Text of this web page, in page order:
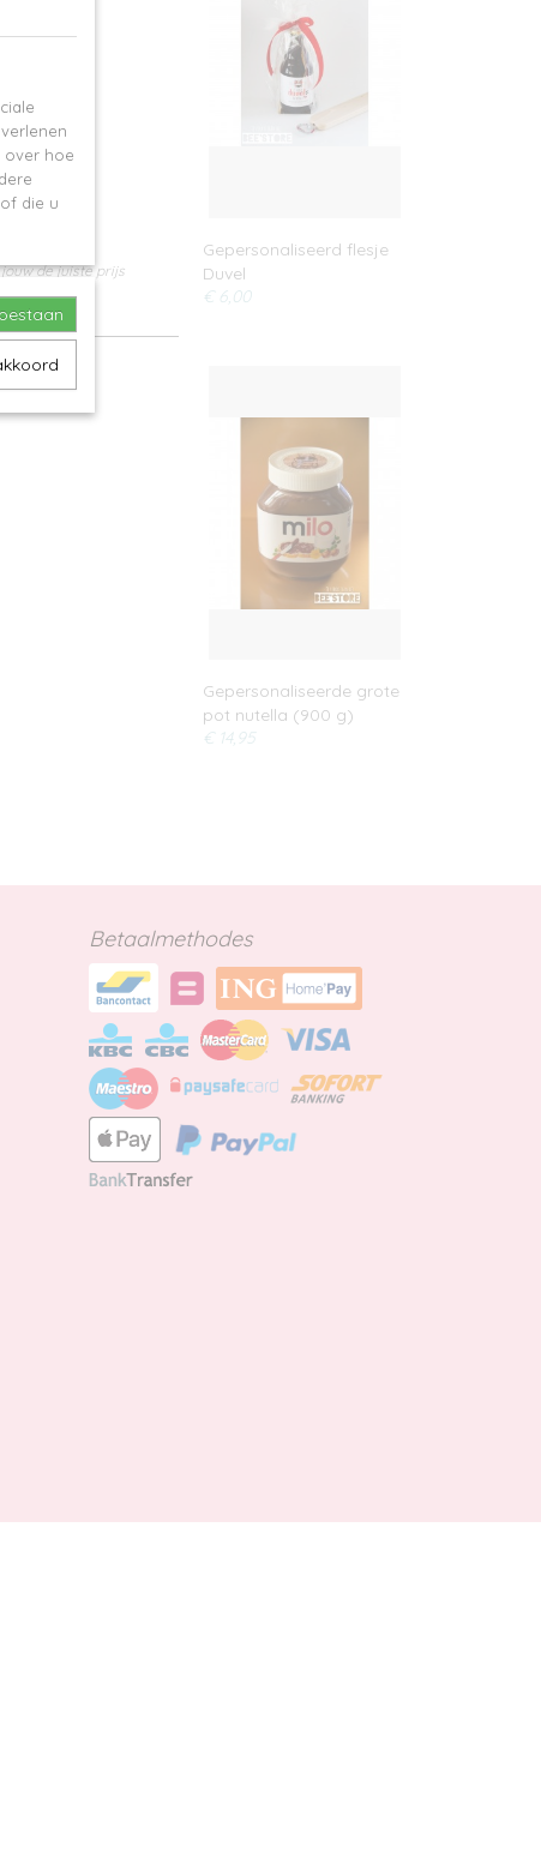
de juiste prijs
Gepersonaliseerd flesje
Duvel
€ 6,00
Gepersonaliseerde grote
pot nutella (900 g)
€ 14,95
Betaalmethodes
over hoe
die u